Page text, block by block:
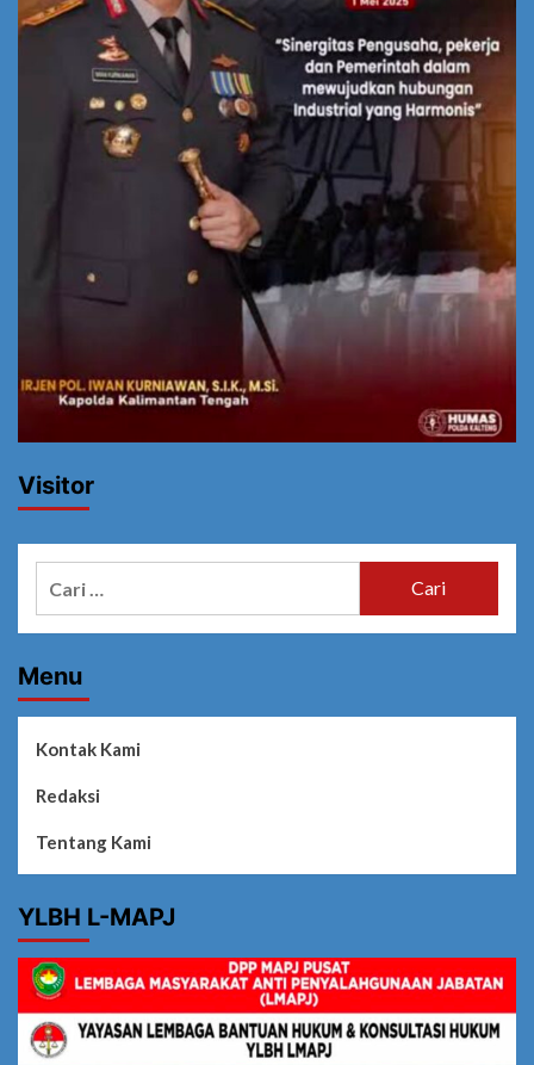
Visitor
Menu
Kontak Kami
Redaksi
Tentang Kami
YLBH L-MAPJ